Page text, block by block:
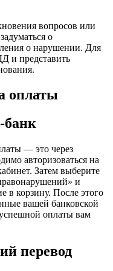
вопросов или
о
о нарушении. Для
и представить
оплаты
банк
— это через
авторизоваться на
Затем выберите
и
в корзину. После этого
вашей банковской
оплаты вам
перевод